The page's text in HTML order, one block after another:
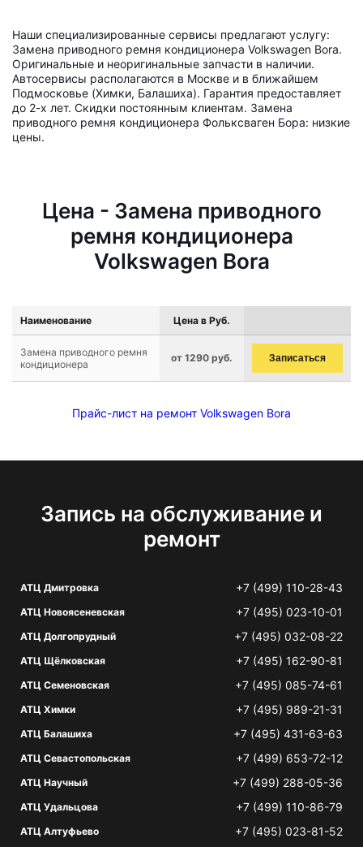
Наши специализированные сервисы предлагают услугу:
Замена приводного ремня кондиционера Volkswagen Bora.
Оригинальные и неоригинальные запчасти в наличии.
Автосервисы располагаются в Москве и в ближайшем
Подмосковье (Химки, Балашиха). Гарантия предоставляет
до 2-х лет. Скидки постоянным клиентам. Замена
приводного ремня кондиционера Фольксваген Бора: низкие
цены.
Цена - Замена приводного
ремня кондиционера
Volkswagen Bora
Наименование Цена в Руб.
Замена приводного ремня
кондиционера
от 1290 руб. Записаться
Прайс-лист на ремонт Volkswagen Bora
Запись на обслуживание и
ремонт
АТЦ Дмитровка +7 (499) 110-28-43
АТЦ Новоясеневская +7 (495) 023-10-01
АТЦ Долгопрудный +7 (495) 032-08-22
АТЦ Щёлковская +7 (495) 162-90-81
АТЦ Семеновская +7 (495) 085-74-61
АТЦ Химки +7 (495) 989-21-31
АТЦ Балашиха +7 (495) 431-63-63
АТЦ Севастопольская +7 (499) 653-72-12
АТЦ Научный +7 (499) 288-05-36
АТЦ Удальцова +7 (499) 110-86-79
АТЦ Алтуфьево +7 (495) 023-81-52